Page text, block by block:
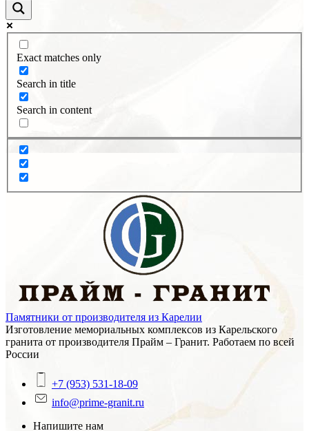
Exact matches only
Search in title
Search in content
Памятники от производителя из Карелии
Изготовление мемориальных комплексов из Карельского
гранита от производителя Прайм – Гранит. Работаем по всей
России
+7 (953) 531-18-09
info@prime-granit.ru
Напишите нам